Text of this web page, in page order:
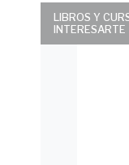
LIBROS Y
INTERESARTE